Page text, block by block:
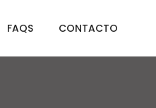
FAQS CONTACTO